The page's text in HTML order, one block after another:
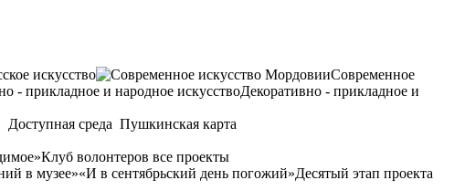
искусство
Современное
Декоративно - прикладное и
Доступная среда Пушкинская карта
Клуб волонтеров все проекты
в музее»«И в сентябрьский день погожий»Десятый этап проекта